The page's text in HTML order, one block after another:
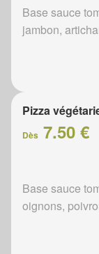
Base sauce
jambon,
Pizza
Dès 7.50 €
Base sauce
oignons,